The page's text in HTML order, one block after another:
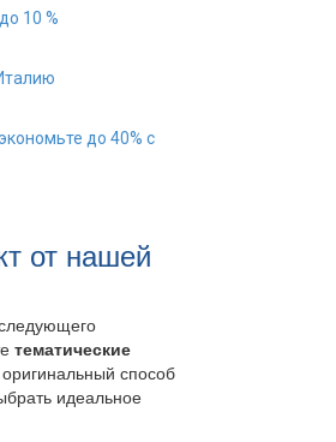
10 %
до 40% с
от нашей
тематические
способ
идеальное